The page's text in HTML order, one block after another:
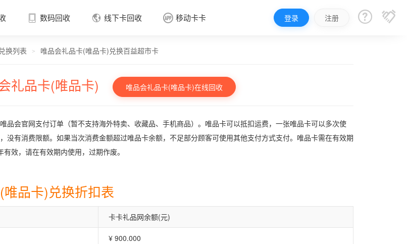
 数码回收  线下卡回收  移动卡卡 登录 注册  
换列表 > 唯品会礼品卡(唯品卡)兑换百益超市卡
礼品卡(唯品卡) 唯品会礼品卡(唯品卡)在线回收
品会官网支付订单（暂不支持海外特卖、收藏品、手机商品）。唯品卡可以抵扣运费，一张唯品卡可以多次使
没有消费限额。如果当次消费金额超过唯品卡余额，不足部分顾客可使用其他支付方式支付。唯品卡需在有效期
效，请在有效期内使用，过期作废。
品卡)兑换折扣表
卡卡礼品网余额(元)
¥ 900.000